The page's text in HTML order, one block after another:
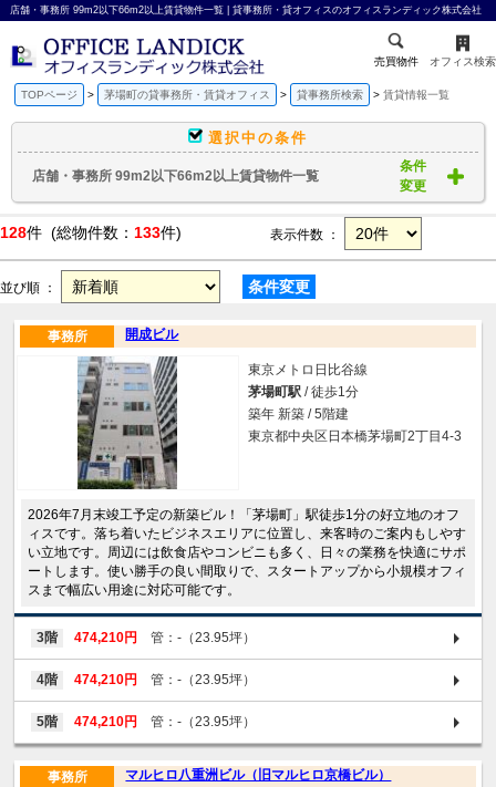
店舗・事務所 99m2以下66m2以上賃貸物件一覧 | 貸事務所・貸オフィスのオフィスランディック株式会社
売買物件 オフィス検索
TOPページ 茅場町の貸事務所・賃貸オフィス 貸事務所検索 賃貸情報一覧
選択中の条件
店舗・事務所 99m2以下66m2以上賃貸物件一覧
条件
変更
128件 (総物件数： 133件) 表示件数 ：
並び順 ： 条件変更
開成ビル
事務所
東京メトロ日比谷線
茅場町駅 / 徒歩1分
築年 新築 / 5階建
東京都中央区日本橋茅場町2丁目4-3
2026年7月末竣工予定の新築ビル！「茅場町」駅徒歩1分の好立地のオフ
ィスです。落ち着いたビジネスエリアに位置し、来客時のご案内もしやす
い立地です。周辺には飲食店やコンビニも多く、日々の業務を快適にサポ
ートします。使い勝手の良い間取りで、スタートアップから小規模オフィ
スまで幅広い用途に対応可能です。
3階 474,210円 管：-（23.95坪）
4階 474,210円 管：-（23.95坪）
5階 474,210円 管：-（23.95坪）
マルヒロ八重洲ビル（旧マルヒロ京橋ビル）
事務所